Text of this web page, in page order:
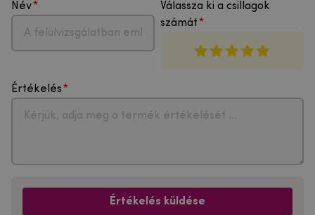
Név
Válassza ki a csillagok
számát
Értékelés
Értékelés küldése